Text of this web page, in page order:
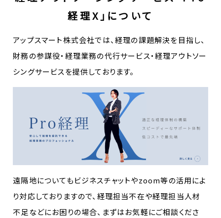
経理X」について
アップスマート株式会社では、経理の課題解決を目指し、
財務の参謀役・経理業務の代行サービス・経理アウトソー
シングサービスを提供しております。
遠隔地についてもビジネスチャットやzoom等の活用によ
り対応しておりますので、経理担当不在や経理担当人材
不足などにお困りの場合、まずはお気軽にご相談くださ